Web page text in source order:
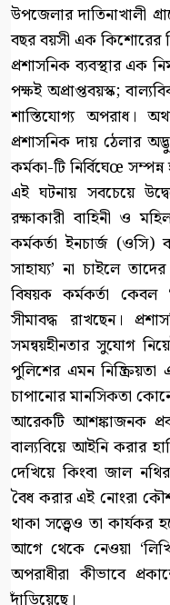
উপজেলার দাতিনাখালী
বছর বয়সী এক কিশোরের
প্রশাসনিক ব্যবস্থার এক
পক্ষই অপ্রাপ্তবয়স্ক;
শাস্তিযোগ্য অপরাধ।
প্রশাসনিক দায় ঠেলার
কর্মকা-টি নির্বিঘেœ
এই ঘটনায় সবচেয়ে
রক্ষাকারী বাহিনী ও
কর্মকর্তা ইনচার্জ
সাহায্য’ না চাইলে
বিষয়ক কর্মকর্তা কেবল
সীমাবদ্ধ রাখছেন।
সমন্বয়হীনতার সুযোগ
পুলিশের এমন
চাপানোর মানসিকতা
আরেকটি আশঙ্কাজনক
বাল্যবিয়ে আইনি করার
দেখিয়ে কিংবা জাল
বৈধ করার এই নোংরা
থাকা সত্ত্বেও তা কার্যকর
আগে থেকে নেওয়া
অপরাধীরা কীভাবে